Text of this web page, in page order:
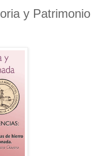
y Patrimonio